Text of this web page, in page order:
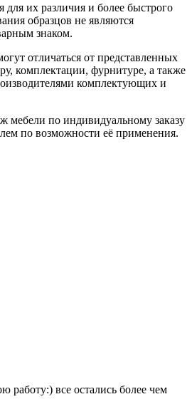
их различия и более быстрого
образцов не являются
знаком.
отличаться от представленных
комплектации, фурнитуре, а также
комплектующих и
мебели по индивидуальному заказу
по возможности её применения.
работу:) все остались более чем